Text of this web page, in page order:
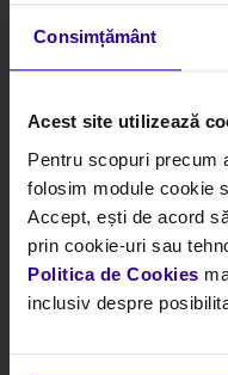
Consimțământ
Acest site utilizează
Pentru scopuri precum
folosim module cookie
Accept, ești de acord
prin cookie-uri sau
Politica de Cookies
inclusiv despre
Code:
Beschreibung: